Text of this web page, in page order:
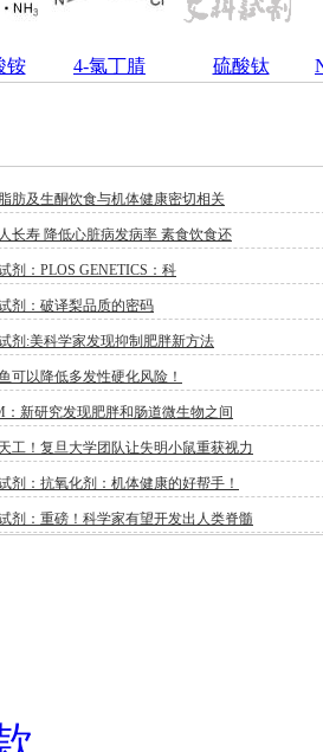
铵 4-氯丁腈 硫酸钛
肪及生酮饮食与机体健康密切相关
长寿 降低心脏病发病率 素食饮食还
剂：PLOS GENETICS：科
剂：破译梨品质的密码
剂:美科学家发现抑制肥胖新方法
可以降低多发性硬化风险！
：新研究发现肥胖和肠道微生物之间
工！复旦大学团队让失明小鼠重获视力
剂：抗氧化剂：机体健康的好帮手！
剂：重磅！科学家有望开发出人类脊髓